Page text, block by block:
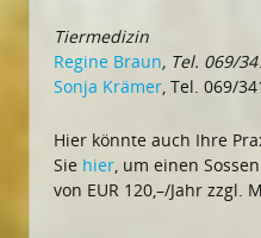
Tiermedizin
Regine Braun, Tel. 069/
Sonja Krämer, Tel. 069/
Hier könnte auch Ihre
Sie hier, um einen
von EUR 120,–/Jahr zzgl.